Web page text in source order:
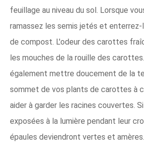
feuillage au niveau du sol. Lorsque
ramassez les semis jetés et
de compost. L'odeur des carottes
les mouches de la rouille des
également mettre doucement de la
sommet de vos plants de carottes à
aider à garder les racines couvertes.
exposées à la lumière pendant leur
épaules deviendront vertes et amères.